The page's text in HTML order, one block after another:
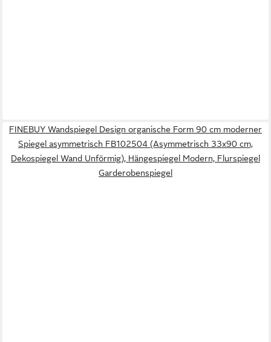
FINEBUY Wandspiegel Design organische Form 90 cm moderner
Spiegel asymmetrisch FB102504 (Asymmetrisch 33x90 cm,
Dekospiegel Wand Unförmig), Hängespiegel Modern, Flurspiegel
Garderobenspiegel